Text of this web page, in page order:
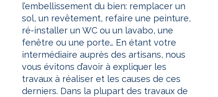
l’embellissement du bien: remplacer un
sol, un revêtement, refaire une peinture,
ré-installer un WC ou un lavabo, une
fenêtre ou une porte… En étant votre
intermédiaire auprès des artisans, nous
vous évitons d’avoir à expliquer les
travaux à réaliser et les causes de ces
derniers. Dans la plupart des travaux de